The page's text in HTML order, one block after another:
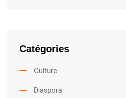
Catégories
Culture
Diaspora